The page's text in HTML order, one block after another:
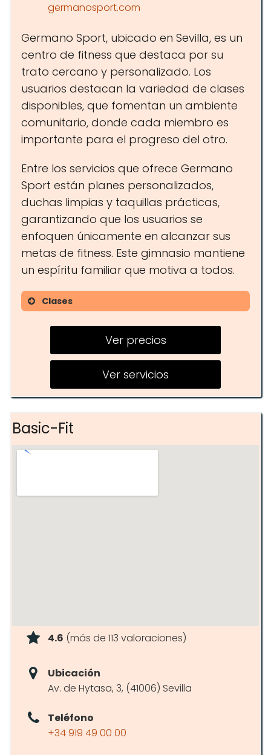
germanosport.com
Germano Sport, ubicado en Sevilla, es un
centro de fitness que destaca por su
trato cercano y personalizado. Los
usuarios destacan la variedad de clases
disponibles, que fomentan un ambiente
comunitario, donde cada miembro es
importante para el progreso del otro.
Entre los servicios que ofrece Germano
Sport están planes personalizados,
duchas limpias y taquillas prácticas,
garantizando que los usuarios se
enfoquen únicamente en alcanzar sus
metas de fitness. Este gimnasio mantiene
un espíritu familiar que motiva a todos.
Clases
Clases de fitness grupal
Entrenamiento personal
Sesiones de motivación
Ver precios
Ver servicios
Basic-Fit
4.6 (más de 113 valoraciones)
Ubicación
Av. de Hytasa, 3, (41006) Sevilla
Teléfono
+34 919 49 00 00